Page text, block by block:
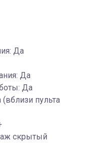
Да
Да
Да
пульта
скрытый